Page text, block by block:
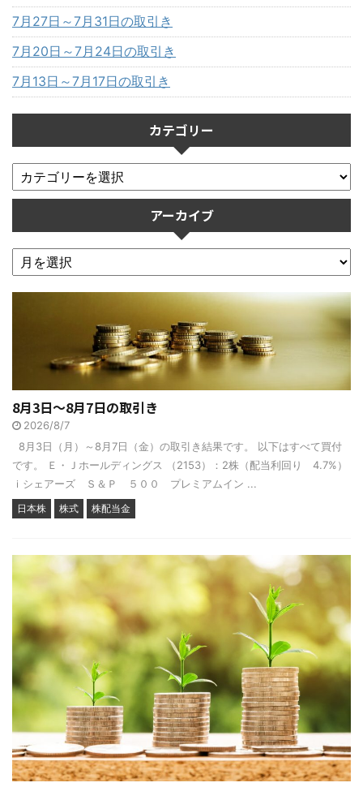
7月27日～7月31日の取引き
7月20日～7月24日の取引き
7月13日～7月17日の取引き
カテゴリー
アーカイブ
8月3日～8月7日の取引き
2026/8/7
8月3日（月）～8月7日（金）の取引き結果です。 以下はすべて買付
です。 Ｅ・Ｊホールディングス （2153）：2株（配当利回り 4.7%）
ｉシェアーズ Ｓ＆Ｐ ５００ プレミアムイン ...
日本株 株式 株配当金